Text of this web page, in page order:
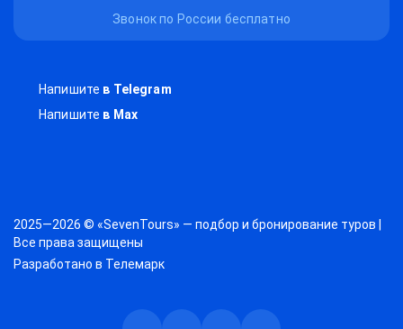
Звонок по России бесплатно
Напишите в Telegram
Напишите в Max
2025—2026 © «SevenTours» — подбор и бронирование туров |
Все права защищены
Разработано в Телемарк
ТелеграмMax Дзен ВКонтакте